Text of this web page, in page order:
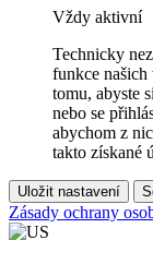
Vždy aktivní
Technicky
funkce
tomu, abyste
nebo se
abychom z
takto získané
Uložit nastavení
Zásady ochrany